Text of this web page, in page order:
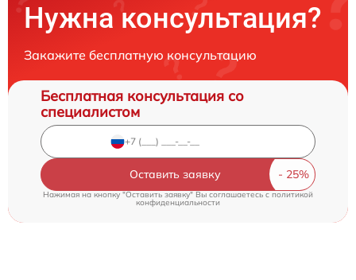
Нужна консультация?
Закажите бесплатную консультацию
Бесплатная консультация со
специалистом
Оставить заявку
Нажимая на кнопку "Оставить заявку" Вы соглашаетесь cполитикой
конфиденциальности